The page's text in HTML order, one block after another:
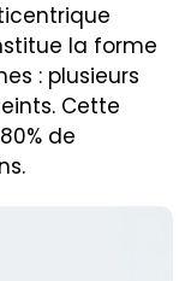
la forme
: plusieurs
Cette
de